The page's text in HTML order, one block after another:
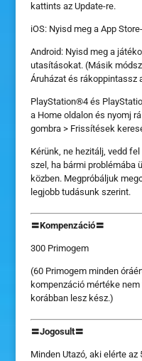
kattints az Update-re.
iOS: Nyisd meg a App
Android: Nyisd meg a
utasításokat. (Másik
Áruházat és rákoppintassz
PlayStation®4 és
a Home oldalon és nyomj
gombra > Frissítések
Kérünk, ne hezitálj, vedd
szel, ha bármi problémába
közben. Megpróbáljuk
legjobb tudásunk szerint.
〓Kompenzáció〓
300 Primogem
(60 Primogem minden
kompenzáció mértéke
korábban lesz kész.)
〓Jogosult〓
Minden Utazó, aki elérte